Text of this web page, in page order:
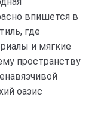
впишется в
где
и мягкие
пространству
оазис